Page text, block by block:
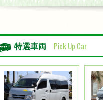
特選車両 Pick Up Car